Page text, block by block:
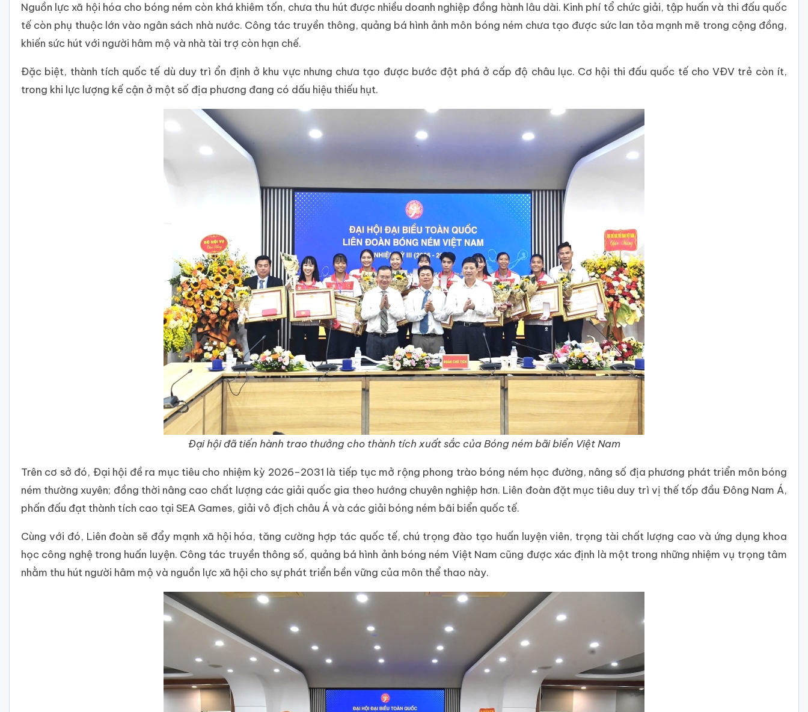
Nguồn lực xã hội hóa cho bóng ném còn khá khiêm tốn, chưa thu hút được nhiều doanh nghiệp đồng hành lâu dài. Kinh phí tổ chức giải, tập huấn và thi đấu quốc
tế còn phụ thuộc lớn vào ngân sách nhà nước. Công tác truyền thông, quảng bá hình ảnh môn bóng ném chưa tạo được sức lan tỏa mạnh mẽ trong cộng đồng,
khiến sức hút với người hâm mộ và nhà tài trợ còn hạn chế.
Đặc biệt, thành tích quốc tế dù duy trì ổn định ở khu vực nhưng chưa tạo được bước đột phá ở cấp độ châu lục. Cơ hội thi đấu quốc tế cho VĐV trẻ còn ít,
trong khi lực lượng kế cận ở một số địa phương đang có dấu hiệu thiếu hụt.
Đại hội đã tiến hành trao thưởng cho thành tích xuất sắc của Bóng ném bãi biển Việt Nam
Trên cơ sở đó, Đại hội đề ra mục tiêu cho nhiệm kỳ 2026–2031 là tiếp tục mở rộng phong trào bóng ném học đường, nâng số địa phương phát triển môn bóng
ném thường xuyên; đồng thời nâng cao chất lượng các giải quốc gia theo hướng chuyên nghiệp hơn. Liên đoàn đặt mục tiêu duy trì vị thế tốp đầu Đông Nam Á,
phấn đấu đạt thành tích cao tại SEA Games, giải vô địch châu Á và các giải bóng ném bãi biển quốc tế.
Cùng với đó, Liên đoàn sẽ đẩy mạnh xã hội hóa, tăng cường hợp tác quốc tế, chú trọng đào tạo huấn luyện viên, trọng tài chất lượng cao và ứng dụng khoa
học công nghệ trong huấn luyện. Công tác truyền thông số, quảng bá hình ảnh bóng ném Việt Nam cũng được xác định là một trong những nhiệm vụ trọng tâm
nhằm thu hút người hâm mộ và nguồn lực xã hội cho sự phát triển bền vững của môn thể thao này.